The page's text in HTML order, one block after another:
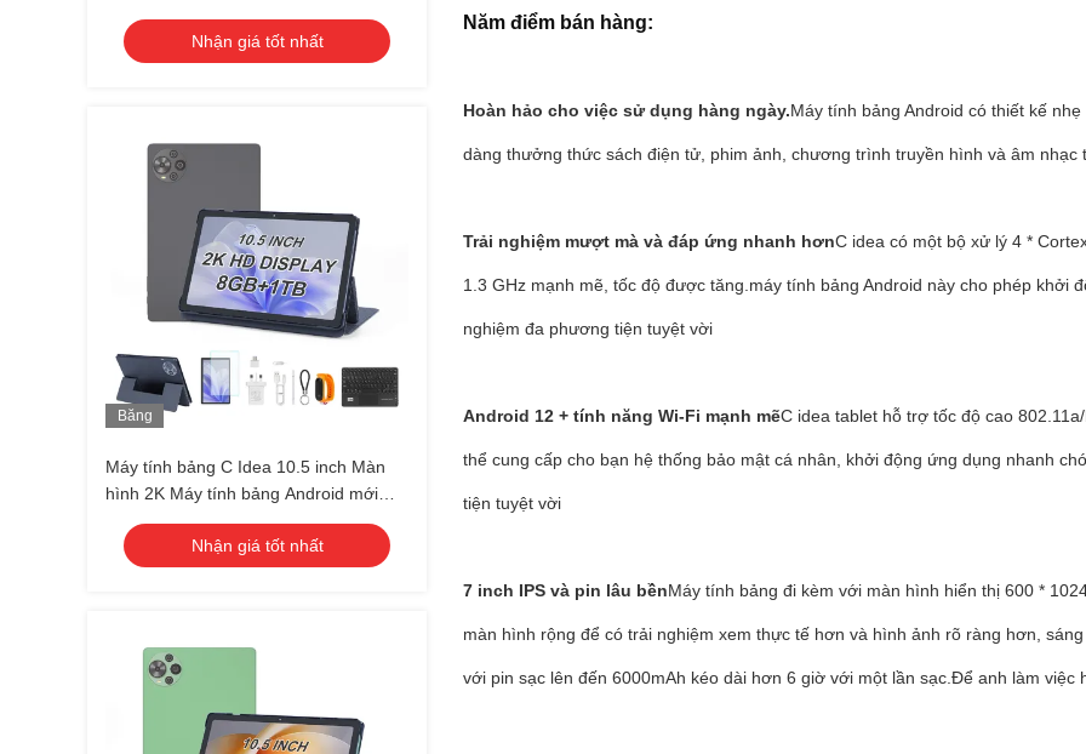
CM9000ultra Xanh
Nhận giá tốt nhất
Băng
Máy tính bảng C Idea 10.5 inch Màn
hình 2K Máy tính bảng Android mới
nhất Dành cho sinh viên Cm10500 Plus
Xám
Nhận giá tốt nhất
Năm điểm bán hàng:
Hoàn hảo cho việc sử dụng hàng ngày.Máy tính bảng Android có thiết kế
dàng thưởng thức sách điện tử, phim ảnh, chương trình truyền hình và âm nhạc
Trải nghiệm mượt mà và đáp ứng nhanh hơnC idea có một bộ xử lý 4 *
1.3 GHz mạnh mẽ, tốc độ được tăng.máy tính bảng Android này cho phép khởi
nghiệm đa phương tiện tuyệt vời
Android 12 + tính năng Wi-Fi mạnh mẽC idea tablet hỗ trợ tốc độ cao
thể cung cấp cho bạn hệ thống bảo mật cá nhân, khởi động ứng dụng nhanh
tiện tuyệt vời
7 inch IPS và pin lâu bềnMáy tính bảng đi kèm với màn hình hiển thị 600 *
màn hình rộng để có trải nghiệm xem thực tế hơn và hình ảnh rõ ràng hơn,
với pin sạc lên đến 6000mAh kéo dài hơn 6 giờ với một lần sạc.Để anh làm việc